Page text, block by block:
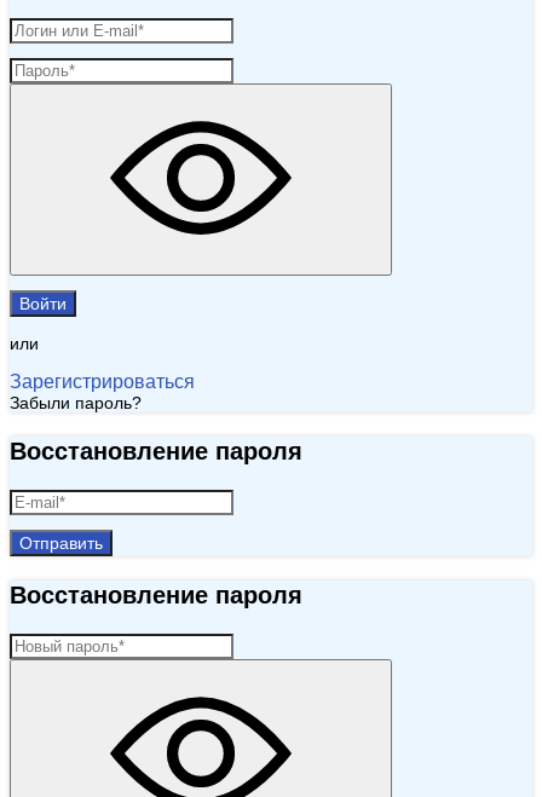
Войти
или
Зарегистрироваться
Забыли пароль?
Восстановление пароля
Отправить
Восстановление пароля